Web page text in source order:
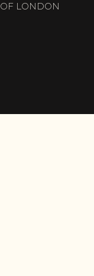
LONDON